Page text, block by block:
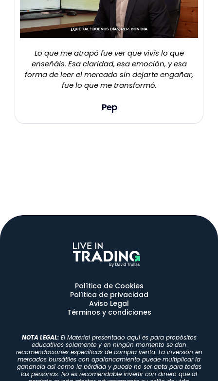
Lo que me atrapó fue ver que vivís lo que
enseñáis. Esa claridad, esa emoción, y esa
forma de leer el mercado sin dejarte engañar,
fue lo que me transformó.
Pep
Política de Cookies
Política de privacidad
Aviso Legal
Términos y condiciones
NOTA LEGAL:El Material presentado aquí es para propósitos
educativos solamente y en ningún momento se dan
recomendaciones específicas de compra venta. La inversión en
mercados bursátiles con apalancamiento puede multiplicar la
ganancia así como la pérdida y puede no ser apta para todas
las personas. No es recomendable invertir con dinero que al